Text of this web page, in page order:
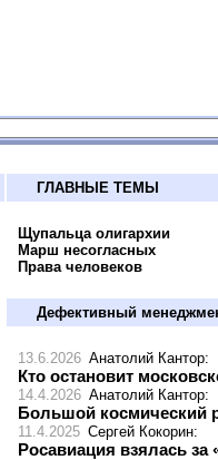
ГЛАВНЫЕ ТЕМЫ
Щупальца олигархии
Марш несогласных
Права человеков
Дефективный
13.6.2026 Анатолий Кантор:
Кто остановит
14.4.2026 Анатолий Кантор:
Большой космический
11.4.2025 Сергей Кокорин:
Росавиация взялась за